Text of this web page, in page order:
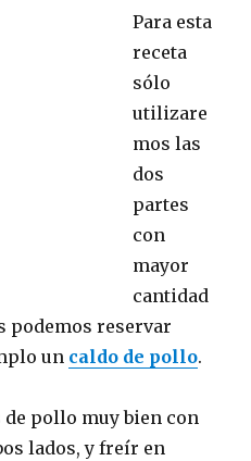
Para esta
receta
sólo
utilizare
mos las
dos
partes
con
mayor
cantidad
podemos reservar
un caldo de pollo.
pollo muy bien con
lados, y freír en